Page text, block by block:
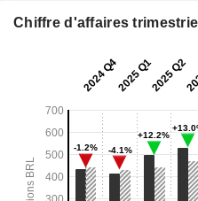
Chiffre d'affaires